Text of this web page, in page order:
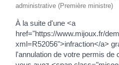
administrative (Première ministre)
À la suite d'une <a
href="https://www.mijoux.fr/
xml=R52056">infraction</a>
l'annulation de votre permis de